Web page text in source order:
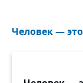
Человек —